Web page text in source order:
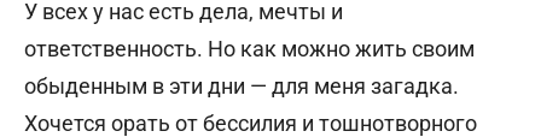
У всех у нас есть дела, мечты и
ответственность. Но как можно жить своим
обыденным в эти дни — для меня загадка.
Хочется орать от бессилия и тошнотворного